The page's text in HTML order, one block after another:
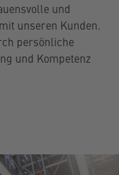
und
unseren Kunden.
persönliche
und Kompetenz